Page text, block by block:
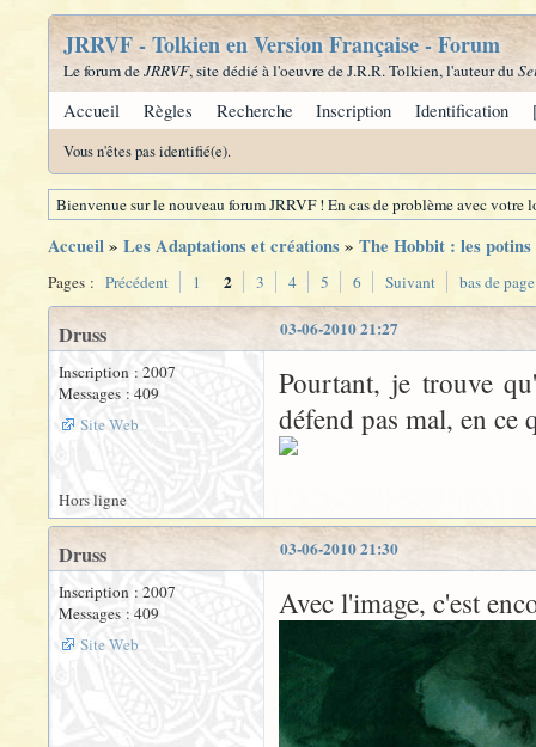
JRRVF - Tolkien en Version Française - Forum
Le forum deJRRVF, site dédié à l'oeuvre de J.R.R. Tolkien, l'auteur du
Accueil Règles Recherche Inscription Identification
Vous n'êtes pas identifié(e).
Bienvenue sur le nouveau forum JRRVF ! En cas de problème avec
Accueil» Les Adaptations et créations» The Hobbit : les potins
Pages : Précédent 1 2 3 4 5 6 Suivant bas de page
03-06-2010 21:27
Druss
Inscription : 2007
Messages : 409
Site Web
Pourtant, je trouve
défend pas mal, en
Hors ligne
03-06-2010 21:30
Druss
Inscription : 2007
Messages : 409
Site Web
Avec l'image, c'est